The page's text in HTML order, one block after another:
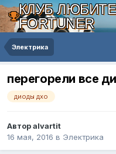
КЛУБ
FORTUNER
Электрика
перегорели все
диоды дхо
Автор alvartit
16 мая, 2016 в Электрика